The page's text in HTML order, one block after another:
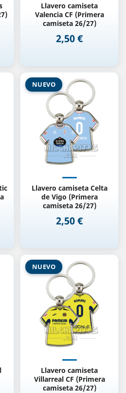
Llavero camiseta
Valencia CF (Primera
camiseta 26/27)
Precio
2,50 €
Llavero camiseta Celta
de Vigo (Primera
camiseta 26/27)
Precio
2,50 €
NUEVO
Llavero camiseta
Villarreal CF (Primera
camiseta 26/27)
NUEVO